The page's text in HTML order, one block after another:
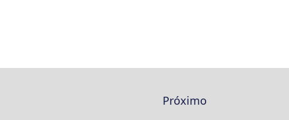
Próximo